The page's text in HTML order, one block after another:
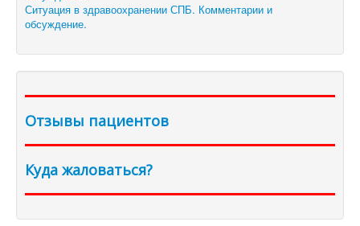
Ситуация в здравоохранении СПБ. Комментарии и
обсуждение.
Отзывы пациентов
Куда жаловаться?